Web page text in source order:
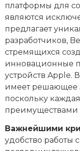
платформы для
являются
предлагает
разработчиков,
стремящихся
инновационные
устройств
имеет решающее
поскольку
Важнейшими
удобство работы